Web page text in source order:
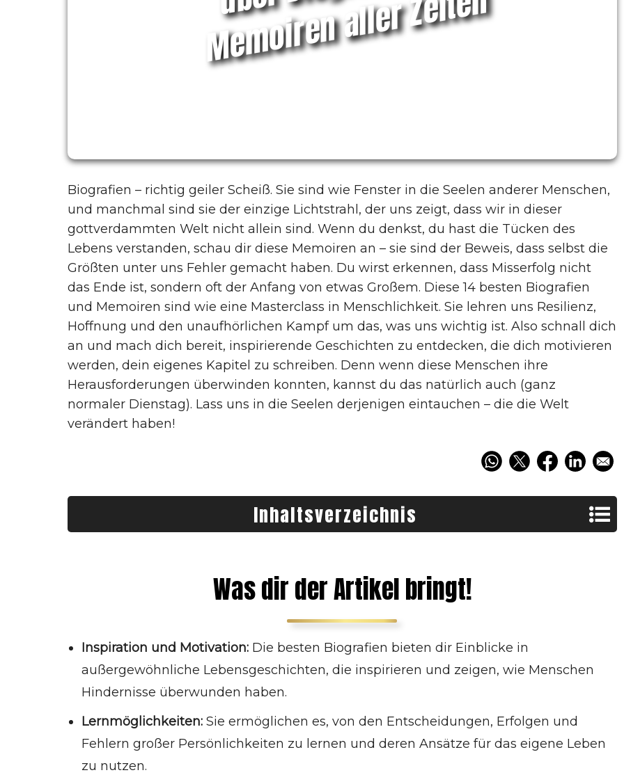
ü
n
Biografien – richtig geiler Scheiß. Sie sind wie Fenster in die Seelen anderer Menschen,
und manchmal sind sie der einzige Lichtstrahl, der uns zeigt, dass wir in dieser
gottverdammten Welt nicht allein sind. Wenn du denkst, du hast die Tücken des
Lebens verstanden, schau dir diese Memoiren an – sie sind der Beweis, dass selbst die
Größten unter uns Fehler gemacht haben. Du wirst erkennen, dass Misserfolg nicht
das Ende ist, sondern oft der Anfang von etwas Großem. Diese 14 besten Biografien
und Memoiren sind wie eine Masterclass in Menschlichkeit. Sie lehren uns Resilienz,
Hoffnung und den unaufhörlichen Kampf um das, was uns wichtig ist. Also schnall dich
an und mach dich bereit, inspirierende Geschichten zu entdecken, die dich motivieren
werden, dein eigenes Kapitel zu schreiben. Denn wenn diese Menschen ihre
Herausforderungen überwinden konnten, kannst du das natürlich auch (ganz
normaler Dienstag). Lass uns in die Seelen derjenigen eintauchen – die die Welt
verändert haben!
Inhaltsverzeichnis
Tagebuch der Anne Frank
Schloss aus Glas von Jeannette Walls
Lolita lesen in Teheran von Azar Nafisi
Hunger von Roxane Gay
Just Kids von Patti Smith
Born a Crime von Trevor Noah
Befreit von Tara Westover
Open: Das Selbstporträt von Andre Agassi
Kaltblütig von Truman Capote
Was dir der Artikel bringt!
Inspiration und Motivation: Die besten Biografien bieten dir Einblicke in
außergewöhnliche Lebensgeschichten, die inspirieren und zeigen, wie Menschen
Hindernisse überwunden haben.
Lernmöglichkeiten: Sie ermöglichen es, von den Entscheidungen, Erfolgen und
Fehlern großer Persönlichkeiten zu lernen und deren Ansätze für das eigene Leben
zu nutzen.